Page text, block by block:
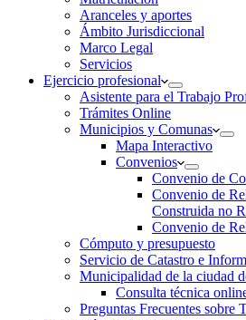
Aranceles y aportes
Ámbito Jurisdiccional
Marco Legal
Servicios
Ejercicio profesional
Asistente para el Trabajo
Trámites Online
Municipios y Comunas
Mapa Interactivo
Convenios
Convenio de
Convenio de
Construida no
Convenio de
Cómputo y presupuesto
Servicio de Catastro e
Municipalidad de la ciudad
Consulta técnica
Preguntas Frecuentes sobre